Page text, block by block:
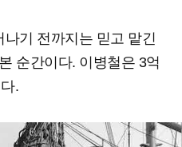
기 전까지는 믿고 맡긴
순간이다. 이병철은 3억
.